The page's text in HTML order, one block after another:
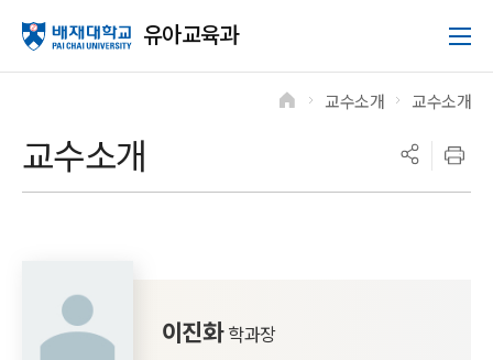
유아교육과
교수소개
교수소개 교수소개
이진화 학과장